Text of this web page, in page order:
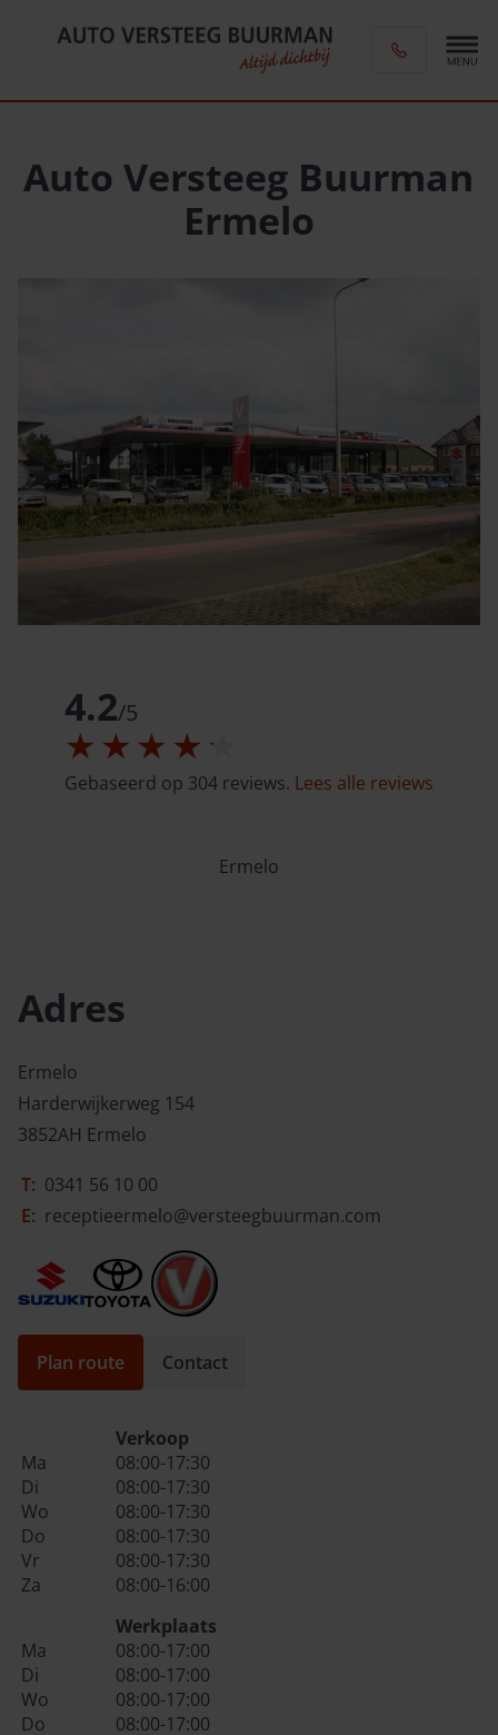
Auto Versteeg Buurman
Ermelo
4.2/5
Gebaseerd op 304 reviews. Lees alle reviews
Ermelo
Adres
Ermelo
Harderwijkerweg 154
3852AH Ermelo
T: 0341 56 10 00
E: receptieermelo@versteegbuurman.com
Plan route Contact
Verkoop
Ma
08:00-17:30
Di
08:00-17:30
Wo
08:00-17:30
Do
08:00-17:30
Vr
08:00-17:30
Za
08:00-16:00
Werkplaats
Ma
08:00-17:00
Di
08:00-17:00
Wo
08:00-17:00
Do
08:00-17:00